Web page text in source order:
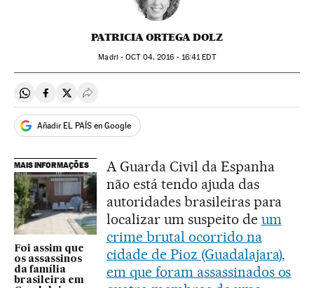
PATRICIA ORTEGA DOLZ
Madri -OCT04, 2016 - 16:41EDT
Compartir en Whatsapp
Compartir en Facebook
Compartir en Twitter
Desplegar Redes Sociales
Añadir EL PAÍS en Google
MAIS INFORMAÇÕES
Foi assim que
os assassinos
da família
brasileira em
A Guarda Civil da Espanha
não está tendo ajuda das
autoridades brasileiras para
localizar um suspeito de um
crime brutal ocorrido na
cidade de Pioz (Guadalajara),
em que foram assassinados os